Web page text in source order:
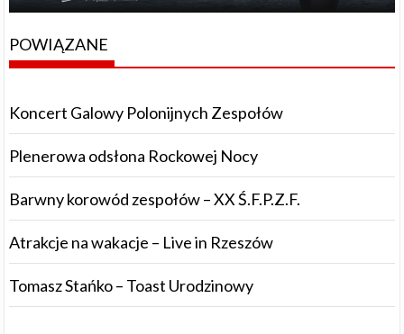
POWIĄZANE
Koncert Galowy Polonijnych Zespołów
Plenerowa odsłona Rockowej Nocy
Barwny korowód zespołów – XX Ś.F.P.Z.F.
Atrakcje na wakacje – Live in Rzeszów
Tomasz Stańko – Toast Urodzinowy